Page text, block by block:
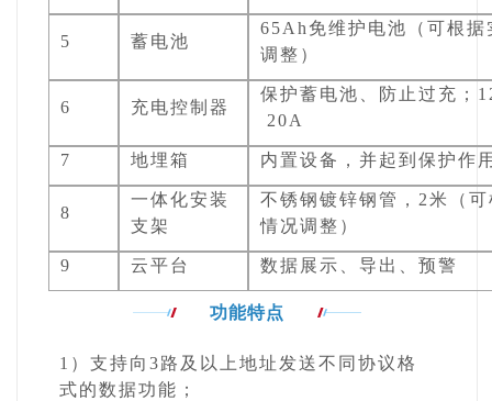
5 蓄电池
65Ah免维护电池（可根据
调整）
6 充电控制器
保护蓄电池、防止过充；
20A
7 地埋箱 内置设备，并起到保护作
8
一体化安装
支架
不锈钢镀锌钢管，2米（
情况调整）
9 云平台 数据展示、导出、预警
功能特点
1）支持向3路及以上地址发送不同协议格
式的数据功能；